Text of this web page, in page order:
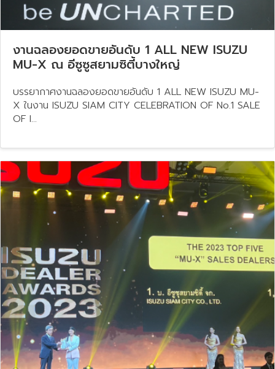
งานฉลองยอดขายอันดับ 1 ALL NEW ISUZU
MU-X ณ อีซูซูสยามซิตี้บางใหญ่
บรรยากาศงานฉลองยอดขายอันดับ 1 ALL NEW ISUZU MU-
X ในงาน ISUZU SIAM CITY CELEBRATION OF No.1 SALE
OF I...